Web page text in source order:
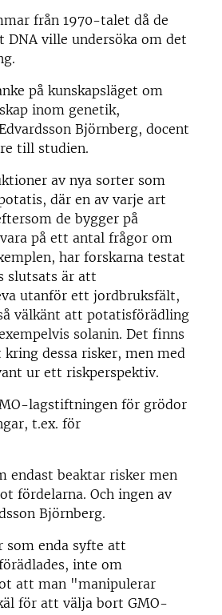
från 1970-talet då de
DNA ville undersöka om det
på kunskapsläget om
inom genetik,
Björnberg, docent
till studien.
av nya sorter som
där en av varje art
de bygger på
på ett antal frågor om
har forskarna testat
slutsats är att
utanför ett jordbruksfält,
välkänt att potatisförädling
solanin. Det finns
dessa risker, men med
ur ett riskperspektiv.
lagstiftningen för grödor
t.ex. för
endast beaktar risker men
fördelarna. Och ingen av
Björnberg.
som enda syfte att
inte om
att man "manipulerar
för att välja bort GMO-